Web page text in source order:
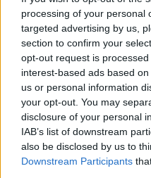
processing of your personal
targeted advertising by us,
section to confirm your
opt-out request is
interest-based ads based
us or personal information
your opt-out. You may
disclosure of your personal
IAB’s list of downstream
also be disclosed by us to
Downstream Participants
tuvumā